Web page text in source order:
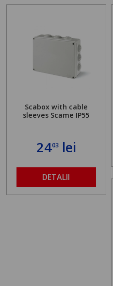
Scabox with cable
sleeves Scame IP55
2403lei
DETALII